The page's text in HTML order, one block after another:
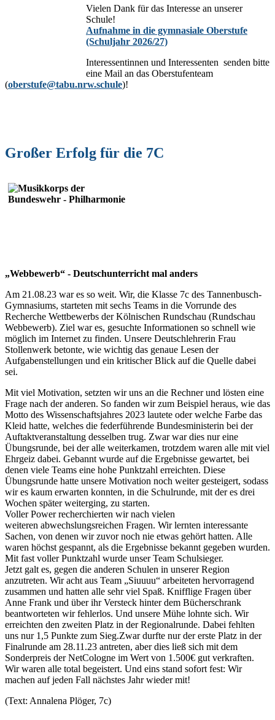
Vielen Dank für das Interesse an unserer
Schule!
Aufnahme in die gymnasiale Oberstufe
(Schuljahr 2026/27)
Interessentinnen und Interessenten senden bitte
eine Mail an das Oberstufenteam
(oberstufe@tabu.nrw.schule)!
Großer Erfolg für die 7C
„Webbewerb“ - Deutschunterricht mal anders
Am 21.08.23 war es so weit. Wir, die Klasse 7c des Tannenbusch-
Gymnasiums, starteten mit sechs Teams in die Vorrunde des
Recherche Wettbewerbs der Kölnischen Rundschau (Rundschau
Webbewerb). Ziel war es, gesuchte Informationen so schnell wie
möglich im Internet zu finden. Unsere Deutschlehrerin Frau
Stollenwerk betonte, wie wichtig das genaue Lesen der
Aufgabenstellungen und ein kritischer Blick auf die Quelle dabei
sei.
Mit viel Motivation, setzten wir uns an die Rechner und lösten eine
Frage nach der anderen. So fanden wir zum Beispiel heraus, wie das
Motto des Wissenschaftsjahres 2023 lautete oder welche Farbe das
Kleid hatte, welches die federführende Bundesministerin bei der
Auftaktveranstaltung desselben trug. Zwar war dies nur eine
Übungsrunde, bei der alle weiterkamen, trotzdem waren alle mit viel
Ehrgeiz dabei. Gebanntwurde auf die Ergebnisse gewartet, bei
denen viele Teams eine hohe Punktzahl erreichten. Diese
Übungsrunde hatte unsere Motivation noch weiter gesteigert, sodass
wir es kaum erwarten konnten, in die Schulrunde, mit der es drei
Wochen später weiterging, zu starten.
Voller Power recherchierten wir nach vielen
weiteren abwechslungsreichen Fragen. Wir lernten interessante
Sachen, von denen wir zuvor noch nie etwas gehört hatten. Alle
waren höchst gespannt, als die Ergebnisse bekannt gegeben wurden.
Mit fast voller Punktzahl wurde unser Team Schulsieger.
Jetzt galt es, gegen die anderen Schulen in unserer Region
anzutreten. Wir acht aus Team „Siuuuu“ arbeiteten hervorragend
zusammen und hatten alle sehr viel Spaß. Knifflige Fragen über
Anne Frank und über ihr Versteck hinter dem Bücherschrank
beantworteten wir fehlerlos. Und unsere Mühe lohnte sich. Wir
erreichten den zweiten Platz in der Regionalrunde. Dabei fehlten
uns nur 1,5 Punkte zum Sieg.Zwar durfte nur der erste Platz in der
Finalrunde am 28.11.23 antreten, aber dies ließ sich mit dem
Sonderpreis der NetCologne im Wert von 1.500€ gut verkraften.
Wir waren alle total begeistert. Und eins stand sofort fest: Wir
machen auf jeden Fall nächstes Jahr wieder mit!
(Text: Annalena Plöger, 7c)